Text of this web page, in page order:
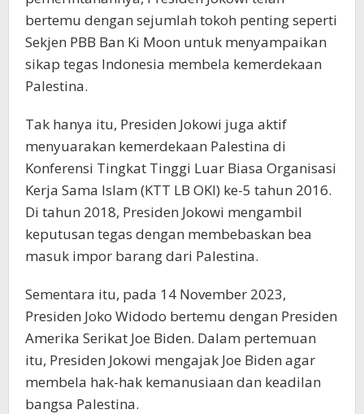
bertemu dengan sejumlah tokoh penting seperti
Sekjen PBB Ban Ki Moon untuk menyampaikan
sikap tegas Indonesia membela kemerdekaan
Palestina.
Tak hanya itu, Presiden Jokowi juga aktif
menyuarakan kemerdekaan Palestina di
Konferensi Tingkat Tinggi Luar Biasa Organisasi
Kerja Sama Islam (KTT LB OKI) ke-5 tahun 2016.
Di tahun 2018, Presiden Jokowi mengambil
keputusan tegas dengan membebaskan bea
masuk impor barang dari Palestina.
Sementara itu, pada 14 November 2023,
Presiden Joko Widodo bertemu dengan Presiden
Amerika Serikat Joe Biden. Dalam pertemuan
itu, Presiden Jokowi mengajak Joe Biden agar
membela hak-hak kemanusiaan dan keadilan
bangsa Palestina.